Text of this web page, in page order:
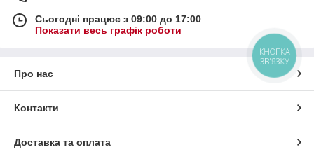
Сьогодні працює з 09:00 до 17:00
Показати весь графік роботи
Про нас
Контакти
Доставка та оплата
КНОПКА
ЗВ'ЯЗКУ